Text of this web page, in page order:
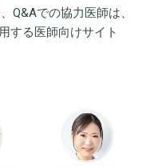
Q&Aでの協力医師は、
する医師向けサイト